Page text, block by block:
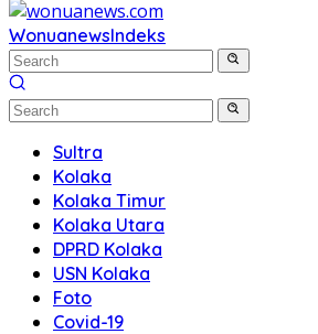
WonuanewsIndeks
Sultra
Kolaka
Kolaka Timur
Kolaka Utara
DPRD Kolaka
USN Kolaka
Foto
Covid-19